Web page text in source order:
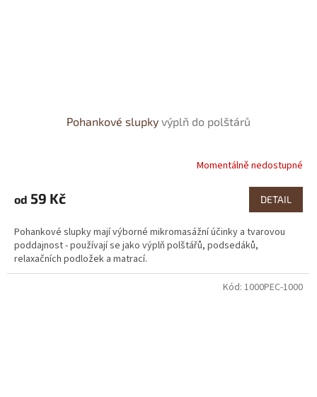
Pohankové slupky výplň do polštárů
produktu
je
z
5
hvězdiček.
Momentálně nedostupné
od 59 Kč DETAIL
Pohankové slupky mají výborné mikromasážní účinky a tvarovou
poddajnost - používají se jako výplň polštářů, podsedáků,
relaxačních podložek a matrací.
Kód: 1000PEC-1000